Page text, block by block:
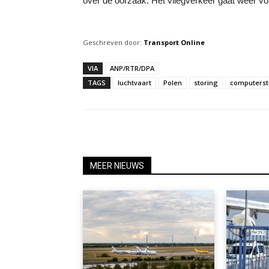
Geschreven door: Transport Online
VIA
ANP/RTR/DPA
TAGS
luchtvaart Polen storing
MEER NIEUWS